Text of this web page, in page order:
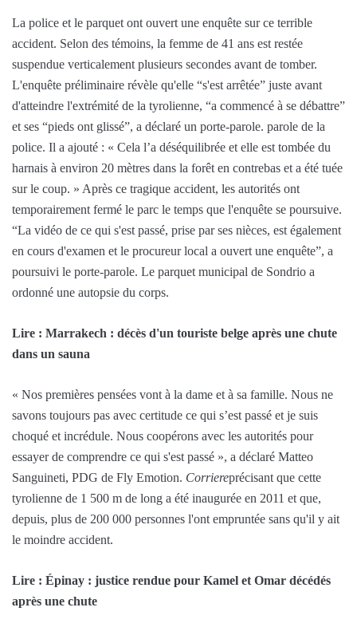
La police et le parquet ont ouvert une enquête sur ce terrible
accident. Selon des témoins, la femme de 41 ans est restée
suspendue verticalement plusieurs secondes avant de tomber.
L'enquête préliminaire révèle qu'elle “s'est arrêtée” juste avant
d'atteindre l'extrémité de la tyrolienne, “a commencé à se débattre”
et ses “pieds ont glissé”, a déclaré un porte-parole. parole de la
police. Il a ajouté : « Cela l’a déséquilibrée et elle est tombée du
harnais à environ 20 mètres dans la forêt en contrebas et a été tuée
sur le coup. » Après ce tragique accident, les autorités ont
temporairement fermé le parc le temps que l'enquête se poursuive.
“La vidéo de ce qui s'est passé, prise par ses nièces, est également
en cours d'examen et le procureur local a ouvert une enquête”, a
poursuivi le porte-parole. Le parquet municipal de Sondrio a
ordonné une autopsie du corps.
Lire : Marrakech : décès d'un touriste belge après une chute
dans un sauna
« Nos premières pensées vont à la dame et à sa famille. Nous ne
savons toujours pas avec certitude ce qui s’est passé et je suis
choqué et incrédule. Nous coopérons avec les autorités pour
essayer de comprendre ce qui s'est passé », a déclaré Matteo
Sanguineti, PDG de Fly Emotion. Corriereprécisant que cette
tyrolienne de 1 500 m de long a été inaugurée en 2011 et que,
depuis, plus de 200 000 personnes l'ont empruntée sans qu'il y ait
le moindre accident.
Lire : Épinay : justice rendue pour Kamel et Omar décédés
après une chute